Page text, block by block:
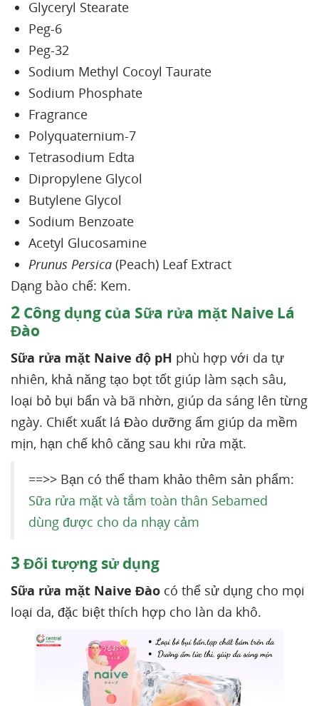
Glyceryl Stearate
Peg-6
Peg-32
Sodium Methyl Cocoyl Taurate
Sodium Phosphate
Fragrance
Polyquaternium-7
Tetrasodium Edta
Dipropylene Glycol
Butylene Glycol
Sodium Benzoate
Acetyl Glucosamine
Prunus Persica (Peach) Leaf Extract
Dạng bào chế: Kem.
2 Công dụng của Sữa rửa mặt Naive Lá
Đào
Sữa rửa mặt Naive độ pH phù hợp với da tự
nhiên, khả năng tạo bọt tốt giúp làm sạch sâu,
loại bỏ bụi bẩn và bã nhờn, giúp da sáng lên từng
ngày. Chiết xuất lá Đào dưỡng ẩm giúp da mềm
mịn, hạn chế khô căng sau khi rửa mặt.
==>> Bạn có thể tham khảo thêm sản phẩm:
Sữa rửa mặt và tắm toàn thân Sebamed
dùng được cho da nhạy cảm
3Đối tượng sử dụng
Sữa rửa mặt Naive Đào có thể sử dụng cho mọi
loại da, đặc biệt thích hợp cho làn da khô.